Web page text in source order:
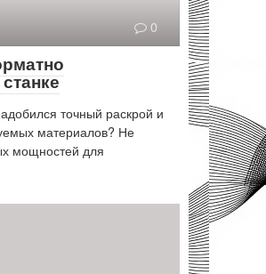
0
точный раскрой и
материалов? Не
мощностей для